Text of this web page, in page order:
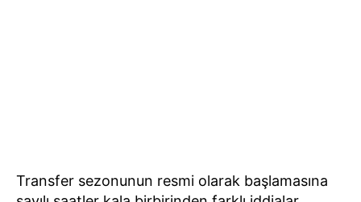
Transfer sezonunun resmi olarak başlamasına